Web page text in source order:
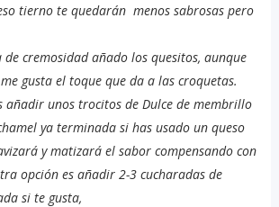
tierno te quedarán menos sabrosas pero
cremosidad añado los quesitos, aunque
gusta el toque que da a las croquetas.
añadir unos trocitos de Dulce de membrillo
ya terminada si has usado un queso
y matizará el sabor compensando con
opción es añadir 2-3 cucharadas de
si te gusta,